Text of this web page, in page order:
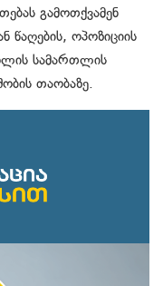
გამოთქვამენ
წაღების, ოპოზიციის
სამართლის
თაობაზე.